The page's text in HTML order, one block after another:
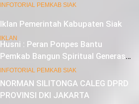
Iklan Pemerintah Kabupaten Siak
IKLAN
NORMAN SILITONGA CALEG DPRD
PROVINSI DKI JAKARTA
Mustahik Terima Bantuan
INFOTORIAL PEMKAB SIAK
Husni : Peran Ponpes Bantu
Pemkab Bangun Spiritual Generasi
Muda
INFOTORIAL PEMKAB SIAK